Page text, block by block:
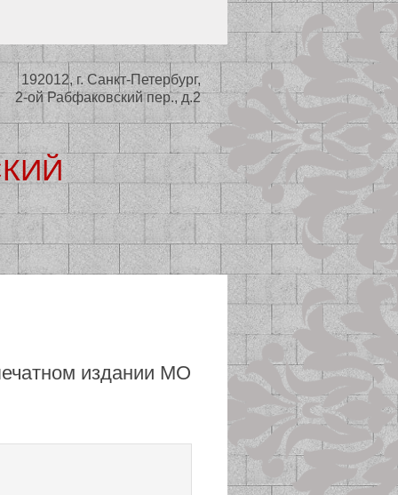
192012, г. Санкт-Петербург,
2-ой Рабфаковский пер., д.2
издании МО